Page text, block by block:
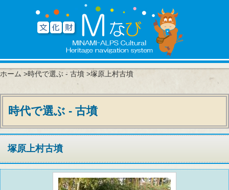
ホーム >時代で選ぶ - 古墳 >塚原上村古墳
時代で選ぶ - 古墳
塚原上村古墳